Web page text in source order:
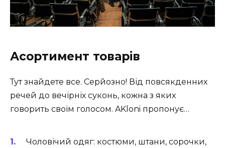
Асортимент товарів
Тут знайдете все. Серйозно! Від повсякденних
речей до вечірніх суконь, кожна з яких
говорить своїм голосом. AKloni пропонує…
Чоловічий одяг: костюми, штани, сорочки,